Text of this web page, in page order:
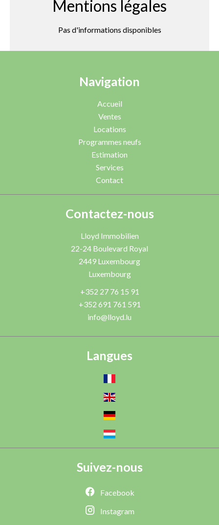
Mentions légales
Pas d'informations disponibles
Navigation
Accueil
Ventes
Locations
Programmes neufs
Estimation
Services
Contact
Contactez-nous
Lloyd Immobilien
22-24 Boulevard Royal
2449 Luxembourg
Luxembourg
+352 27 76 15 91
+352 691 761 591
info@lloyd.lu
Langues
Suivez-nous
Facebook
Instagram